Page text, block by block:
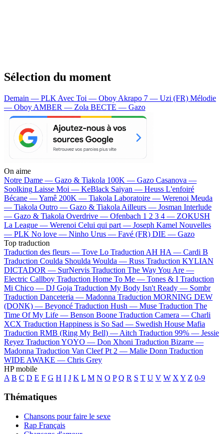
Sélection du moment
Demain — PLK Avec Toi — Oboy Akrapo 7 — Uzi (FR) Mélodie
— Oboy AMBER — Zola BECTE — Gazo
On aime
Notre Dame — Gazo & Tiakola 100K — Gazo Casanova —
Soolking Laisse Moi — KeBlack Saiyan — Heuss L'enfoiré
Bécane —Yamê 200K — Tiakola Laboratoire — Werenoi Meuda
— Tiakola Outro — Gazo & Tiakola Ailleurs — Josman Interlude
— Gazo & Tiakola Overdrive — Ofenbach 1 2 3 4 — ZOKUSH
La League — Werenoi Celui qui part — Joseph Kamel Nouvelles
— PLK No love — Ninho Urus — Favé (FR) DIE — Gazo
Top traduction
Traduction des fleurs — Tove Lo Traduction AH HA — Cardi B
Traduction Coulda Shoulda Woulda — Russ Traduction KYLIAN
DICTADOR — SurNervis Traduction The Way You Are —
Electric Callboy Traduction Home To Me — Tones & I Traduction
Mi Chico — DJ Goja Traduction My Body Isn't Ready — Sombr
Traduction Danceteria — Madonna Traduction MORNING DEW
(DONK) — Beyoncé Traduction Hush — Muse Traduction The
Time Of My Life — Benson Boone Traduction Camera — Charli
XCX Traduction Happiness is So Sad — Swedish House Mafia
Traduction RMB (Ring My Bell) — Aitch Traduction 99% — Jessie
Reyez Traduction YOYO — Don Xhoni Traduction Bizarre —
Madonna Traduction Van Cleef Pt 2 — Malie Donn Traduction
WIDE AWAKE — Chris Grey
HP mobile
A B C D E F G H I J K L M N O P Q R S T U V W X Y Z 0-9
Thématiques
Chansons pour faire le sexe
Rap Français